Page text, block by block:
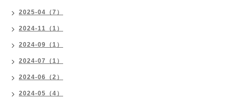
2025-04（7）
2024-11（1）
2024-09（1）
2024-07（1）
2024-06（2）
2024-05（4）